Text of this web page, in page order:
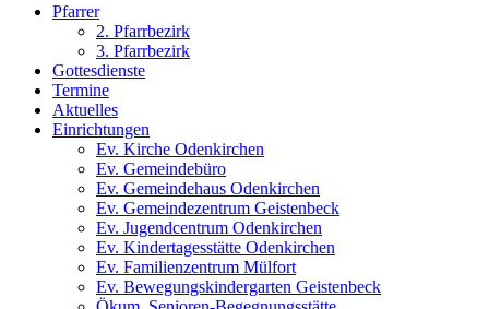
Pfarrer
2. Pfarrbezirk
3. Pfarrbezirk
Gottesdienste
Termine
Aktuelles
Einrichtungen
Ev. Kirche Odenkirchen
Ev. Gemeindebüro
Ev. Gemeindehaus Odenkirchen
Ev. Gemeindezentrum Geistenbeck
Ev. Jugendcentrum Odenkirchen
Ev. Kindertagesstätte Odenkirchen
Ev. Familienzentrum Mülfort
Ev. Bewegungskindergarten Geistenbeck